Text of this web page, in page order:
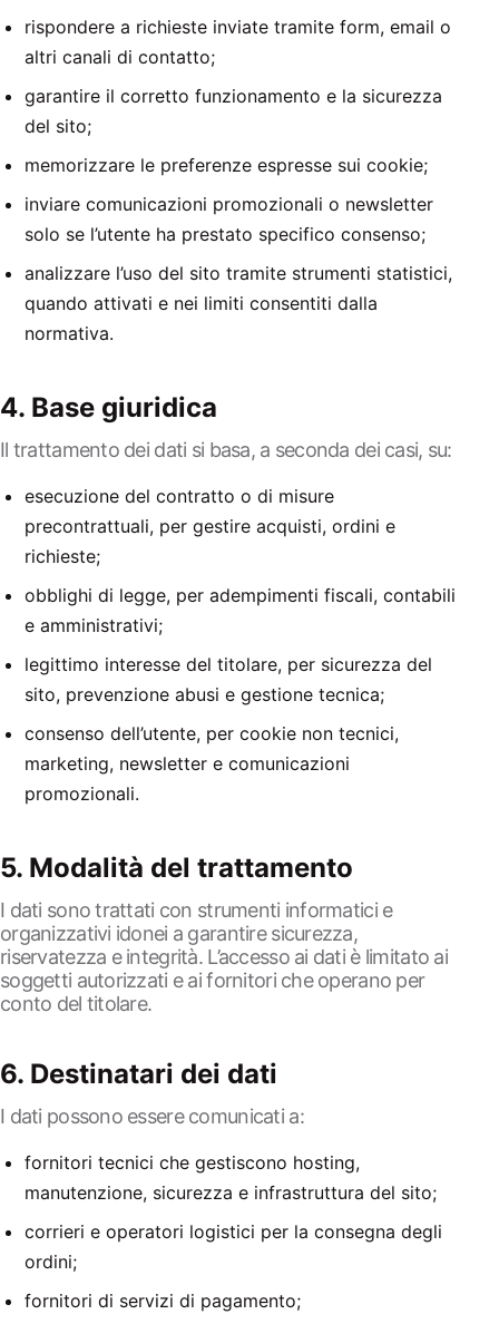
rispondere a richieste inviate tramite form, email o
altri canali di contatto;
garantire il corretto funzionamento e la sicurezza
del sito;
memorizzare le preferenze espresse sui cookie;
inviare comunicazioni promozionali o newsletter
solo se l’utente ha prestato specifico consenso;
analizzare l’uso del sito tramite strumenti statistici,
quando attivati e nei limiti consentiti dalla
normativa.
4. Base giuridica
Il trattamento dei dati si basa, a seconda dei casi, su:
esecuzione del contratto o di misure
precontrattuali, per gestire acquisti, ordini e
richieste;
obblighi di legge, per adempimenti fiscali, contabili
e amministrativi;
legittimo interesse del titolare, per sicurezza del
sito, prevenzione abusi e gestione tecnica;
consenso dell’utente, per cookie non tecnici,
marketing, newsletter e comunicazioni
promozionali.
5. Modalità del trattamento
I dati sono trattati con strumenti informatici e
organizzativi idonei a garantire sicurezza,
riservatezza e integrità. L’accesso ai dati è limitato ai
soggetti autorizzati e ai fornitori che operano per
conto del titolare.
6. Destinatari dei dati
I dati possono essere comunicati a:
fornitori tecnici che gestiscono hosting,
manutenzione, sicurezza e infrastruttura del sito;
corrieri e operatori logistici per la consegna degli
ordini;
fornitori di servizi di pagamento;